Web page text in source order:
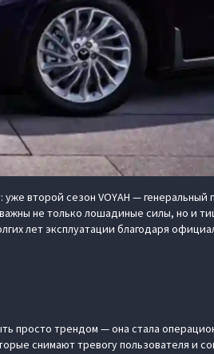
второй сезон VOYAH —
не только лошадиные силы, но и
лет эксплуатации благодаря
просто трендом — она стала
снимают тревогу пользователя